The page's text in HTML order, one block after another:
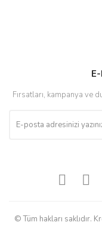
Fırsatları, kampanya ve
© Tüm hakları saklıdır.